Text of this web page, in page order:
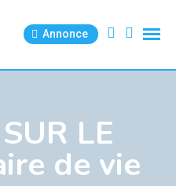
Annonce
LE
de vie